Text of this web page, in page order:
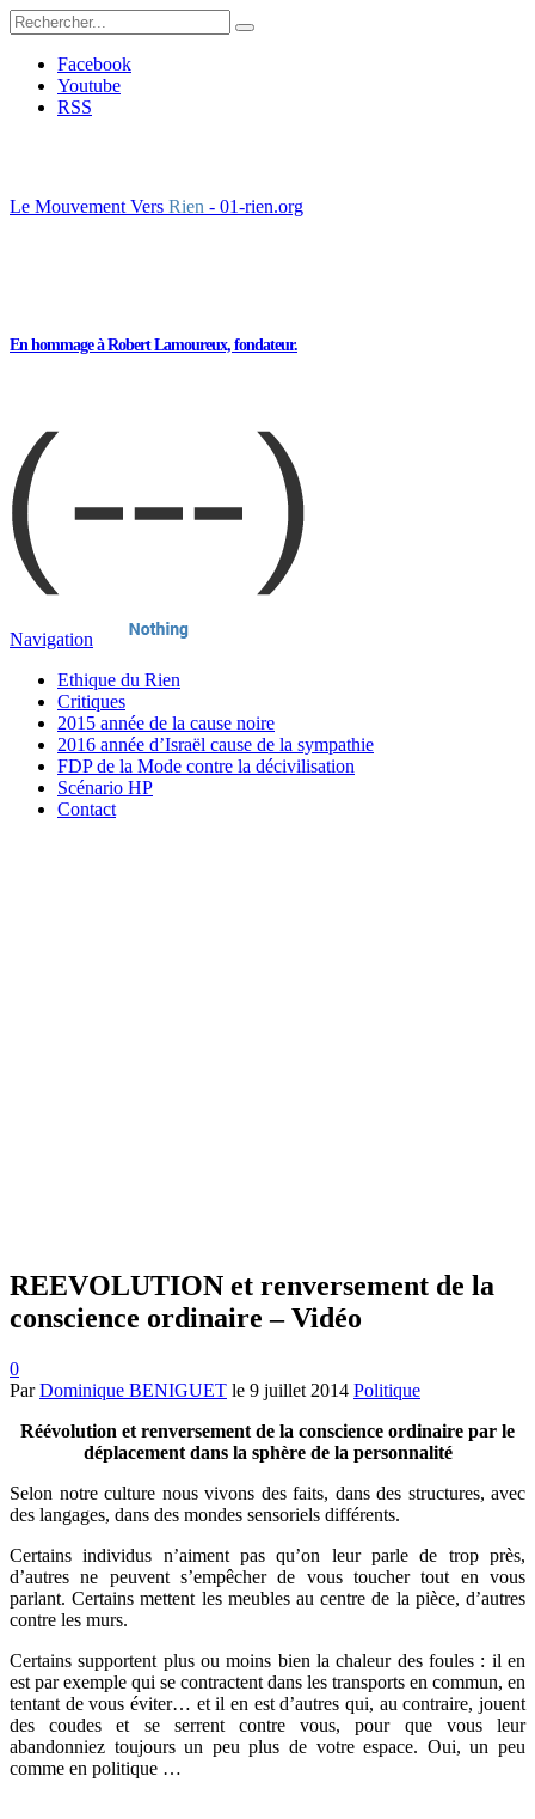
Facebook
Youtube
RSS
Le Mouvement Vers Rien - 01-rien.org
En hommage à Robert Lamoureux, fondateur.
Navigation
Ethique du Rien
Critiques
2015 année de la cause noire
2016 année d’Israël cause de la sympathie
FDP de la Mode contre la décivilisation
Scénario HP
Contact
REEVOLUTION et renversement de la
conscience ordinaire – Vidéo
0
ParDominique BENIGUET le 9 juillet 2014 Politique
Réévolution et renversement de la conscience ordinaire par le
déplacement dans la sphère de la personnalité
Selon notre culture nous vivons des faits, dans des structures, avec
des langages, dans des mondes sensoriels différents.
Certains individus n’aiment pas qu’on leur parle de trop près,
d’autres ne peuvent s’empêcher de vous toucher tout en vous
parlant. Certains mettent les meubles au centre de la pièce, d’autres
contre les murs.
Certains supportent plus ou moins bien la chaleur des foules : il en
est par exemple qui se contractent dans les transports en commun, en
tentant de vous éviter… et il en est d’autres qui, au contraire, jouent
des coudes et se serrent contre vous, pour que vous leur
abandonniez toujours un peu plus de votre espace. Oui, un peu
comme en politique …